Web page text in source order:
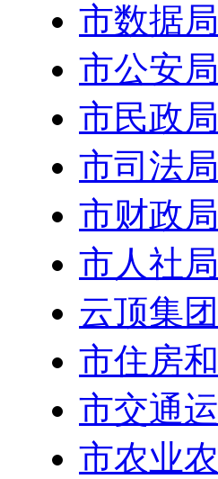
市数据局
市公安局
市民政局
市司法局
市财政局
市人社局
云顶集团
市住房
市交通
市农业